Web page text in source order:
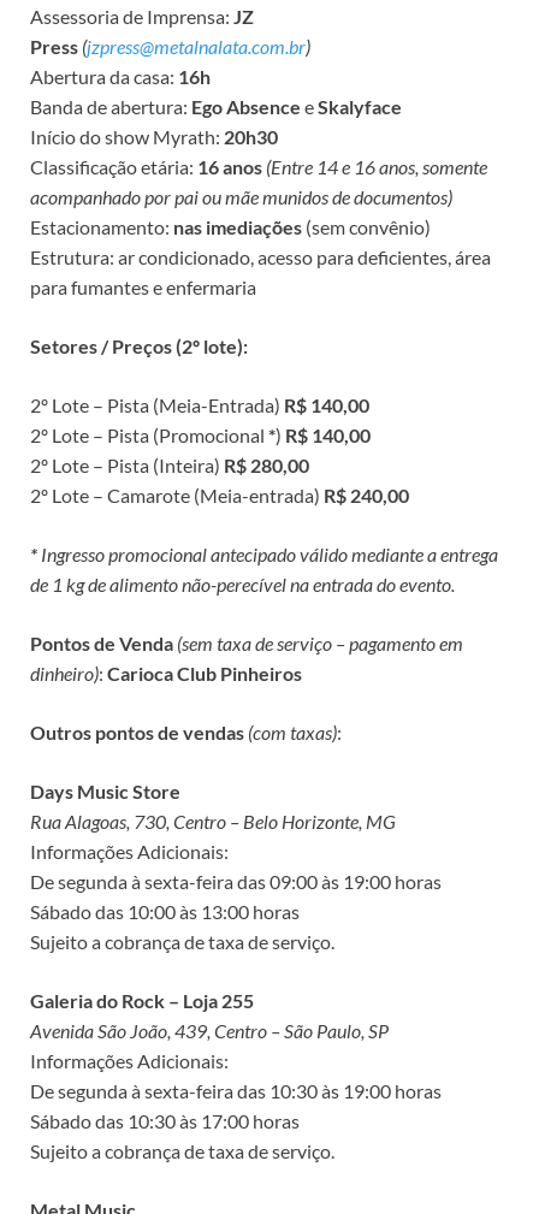
Assessoria de Imprensa: JZ
Press (jzpress@metalnalata.com.br)
Abertura da casa: 16h
Banda de abertura: Ego Absence eSkalyface
Início do show Myrath: 20h30
Classificação etária: 16 anos (Entre 14 e 16 anos, somente
acompanhado por pai ou mãe munidos de documentos)
Estacionamento: nas imediações (sem convênio)
Estrutura: ar condicionado, acesso para deficientes, área
para fumantes e enfermaria
Setores / Preços (2º lote):
2º Lote – Pista (Meia-Entrada) R$ 140,00
2º Lote – Pista (Promocional *) R$ 140,00
2º Lote – Pista (Inteira) R$ 280,00
2º Lote – Camarote (Meia-entrada) R$ 240,00
* Ingresso promocional antecipado válido mediante a entrega
de 1 kg de alimento não-perecível na entrada do evento.
Pontos de Venda (sem taxa de serviço – pagamento em
dinheiro): Carioca Club Pinheiros
Outros pontos de vendas (com taxas):
Days Music Store
Rua Alagoas, 730, Centro – Belo Horizonte, MG
Informações Adicionais:
De segunda à sexta-feira das 09:00 às 19:00 horas
Sábado das 10:00 às 13:00 horas
Sujeito a cobrança de taxa de serviço.
Galeria do Rock – Loja 255
Avenida São João, 439, Centro – São Paulo, SP
Informações Adicionais:
De segunda à sexta-feira das 10:30 às 19:00 horas
Sábado das 10:30 às 17:00 horas
Sujeito a cobrança de taxa de serviço.